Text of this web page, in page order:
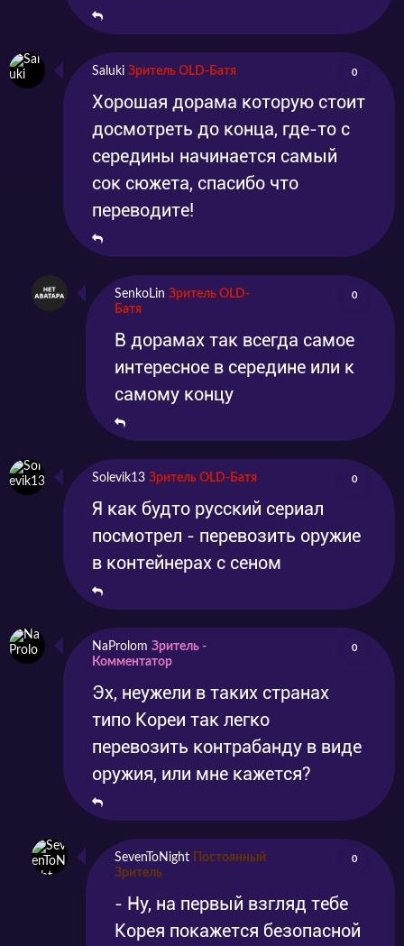
Saluki Зритель OLD-Батя 0
Хорошая дорама которую стоит
досмотреть до конца, где-то с
середины начинается самый
сок сюжета, спасибо что
переводите!
SenkoLin Зритель OLD-
Батя
0
В дорамах так всегда самое
интересное в середине или к
самому концу
Solevik13 Зритель OLD-Батя 0
Я как будто русский сериал
посмотрел - перевозить оружие
в контейнерах с сеном
NaProlom Зритель -
Комментатор
0
Эх, неужели в таких странах
типо Кореи так легко
перевозить контрабанду в виде
оружия, или мне кажется?
SevenToNight
Постоянный
Зритель
0
- Ну, на первый взгляд тебе
Корея покажется безопасной